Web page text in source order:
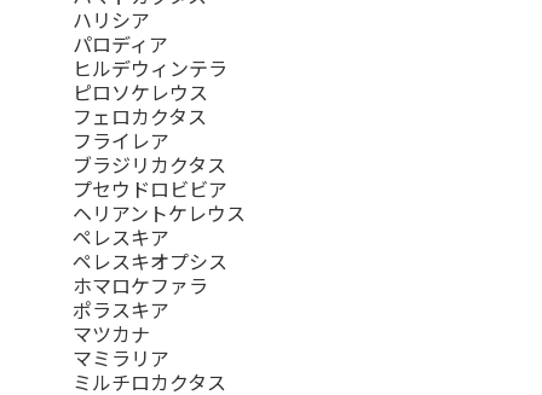
ハリシア
パロディア
ヒルデウィンテラ
ピロソケレウス
フェロカクタス
フライレア
ブラジリカクタス
プセウドロビビア
ヘリアントケレウス
ペレスキア
ペレスキオプシス
ホマロケファラ
ポラスキア
マツカナ
マミラリア
ミルチロカクタス